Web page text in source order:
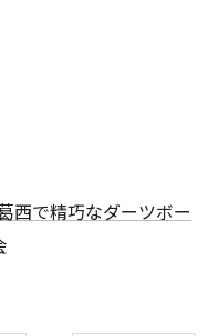
西で精巧なダーツボー